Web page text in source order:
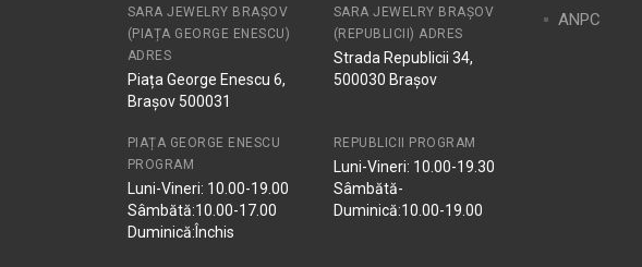
SARA JEWELRY BRAȘOV
(PIAȚA GEORGE ENESCU)
ADRES
Piața George Enescu 6,
Brașov 500031
SARA JEWELRY BRAȘOV
(REPUBLICII) ADRES
Strada Republicii 34,
500030 Brașov
PIAȚA GEORGE ENESCU
PROGRAM
Luni-Vineri: 10.00-19.00
Sâmbătă:10.00-17.00
Duminică:Închis
REPUBLICII PROGRAM
Luni-Vineri: 10.00-19.30
Sâmbătă-
Duminică:10.00-19.00
ANPC